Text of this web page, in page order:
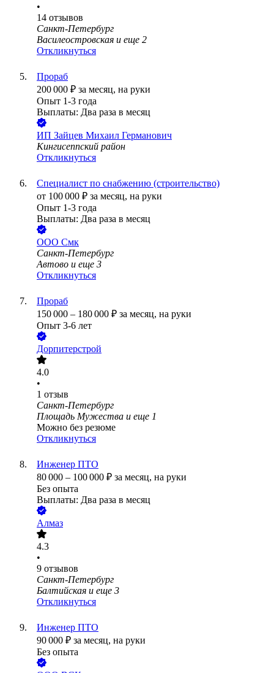
•
14 отзывов
Санкт-Петербург
Василеостровская и еще 2
Откликнуться
Прораб
200 000 ₽ за месяц, на руки
Опыт 1-3 года
Выплаты: Два раза в месяц
ИП Зайцев Михаил Германович
Кингисеппский район
Откликнуться
Специалист по снабжению (строительство)
от 100 000 ₽ за месяц, на руки
Опыт 1-3 года
Выплаты: Два раза в месяц
ООО Смк
Санкт-Петербург
Автово и еще 3
Откликнуться
Прораб
150 000 – 180 000 ₽ за месяц, на руки
Опыт 3-6 лет
Дорпитерстрой
4.0
•
1 отзыв
Санкт-Петербург
Площадь Мужества и еще 1
Можно без резюме
Откликнуться
Инженер ПТО
80 000 – 100 000 ₽ за месяц, на руки
Без опыта
Выплаты: Два раза в месяц
Алмаз
4.3
•
9 отзывов
Санкт-Петербург
Балтийская и еще 3
Откликнуться
Инженер ПТО
90 000 ₽ за месяц, на руки
Без опыта